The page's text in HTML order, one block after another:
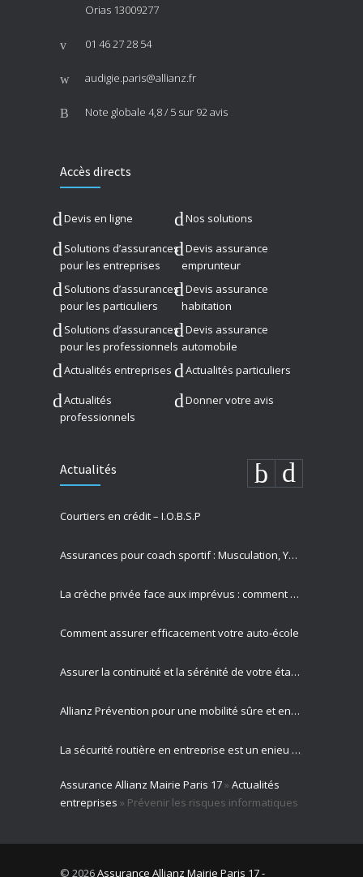
Orias 13009277
01 46 27 28 54
audigie.paris@allianz.fr
Note globale 4,8 / 5 sur 92 avis
Accès directs
Devis en ligne Nos solutions
Solutions d’assurances
pour les entreprises
Devis assurance
emprunteur
Solutions d’assurances
pour les particuliers
Devis assurance
habitation
Solutions d’assurances
pour les professionnels
Devis assurance
automobile
Actualités entreprises
Actualités particuliers
Actualités
professionnels
Donner votre avis
Actualités
Courtiers en crédit – I.O.B.S.P
Assurances pour coach sportif : Musculation, Yoga et Équitation
La crèche privée face aux imprévus : comment Allianz protège vos missions les plus précieuses
Comment assurer efficacement votre auto-école
Assurer la continuité et la sérénité de votre établissement privé
Allianz Prévention pour une mobilité sûre et engagement sociétal
La sécurité routière en entreprise est un enjeu majeur pour votre activité professionnelle
Assurance Allianz Mairie Paris 17» Actualités
entreprises » Prévenir les risques informatiques
© 2026Assurance Allianz Mairie Paris 17 -